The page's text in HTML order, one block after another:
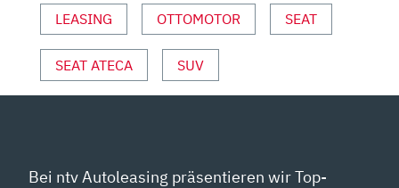
OTOR U
ND S
PORT“ V
ON Y
LEASING OTTOMOTOR SEAT
SEAT ATECA SUV
Bei ntv Autoleasing präsentieren wir Top-